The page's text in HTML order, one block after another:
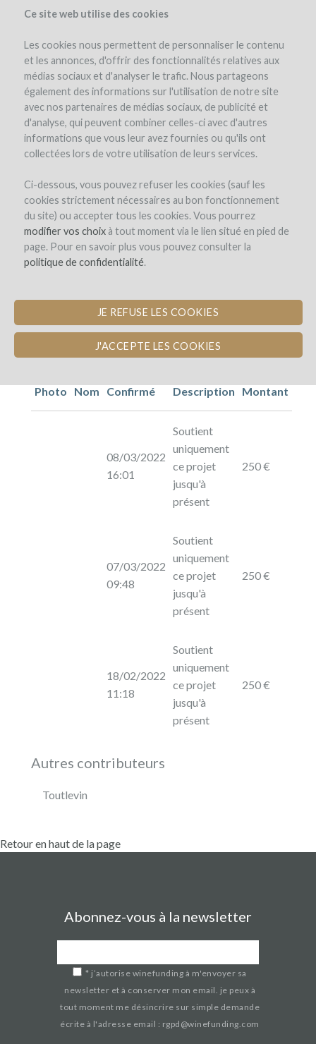
Ce site web utilise des cookies
Les cookies nous permettent de personnaliser le contenu
et les annonces, d'offrir des fonctionnalités relatives aux
médias sociaux et d'analyser le trafic. Nous partageons
également des informations sur l'utilisation de notre site
avec nos partenaires de médias sociaux, de publicité et
d'analyse, qui peuvent combiner celles-ci avec d'autres
informations que vous leur avez fournies ou qu'ils ont
collectées lors de votre utilisation de leurs services.
Ci-dessous, vous pouvez refuser les cookies (sauf les
cookies strictement nécessaires au bon fonctionnement
du site) ou accepter tous les cookies. Vous pourrez
modifier vos choixà tout moment via le lien situé en pied de
page. Pour en savoir plus vous pouvez consulter la
politique de confidentialité.
JE REFUSE LES COOKIES
J'ACCEPTE LES COOKIES
le projet
Les Longues Vignes
ÉQUIPEMENT DU CHAI POUR
PRODUIRE LE PREMIER VIN DE
BRETAGNE
Photo Nom Confirmé Description Montant
08/03/2022
16:01
Soutient
uniquement
ce projet
jusqu'à
présent
250 €
07/03/2022
09:48
Soutient
uniquement
ce projet
jusqu'à
présent
250 €
18/02/2022
11:18
Soutient
uniquement
ce projet
jusqu'à
présent
250 €
Autres contributeurs
Toutlevin
Retour en haut de la page
Abonnez-vous à la newsletter
* j’autorise winefunding à m'envoyer sa
newsletter et à conserver mon email. je peux à
tout moment me désincrire sur simple demande
écrite à l'adresse email : rgpd@winefunding.com